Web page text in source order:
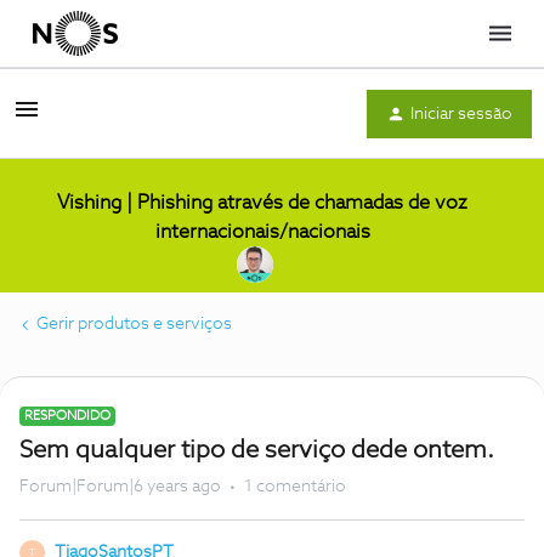
Menu
Iniciar sessão
Vishing | Phishing através de chamadas de voz
internacionais/nacionais
Gerir produtos e serviços
RESPONDIDO
Sem qualquer tipo de serviço dede ontem.
Forum|Forum|6 years ago 1 comentário
T TiagoSantosPT